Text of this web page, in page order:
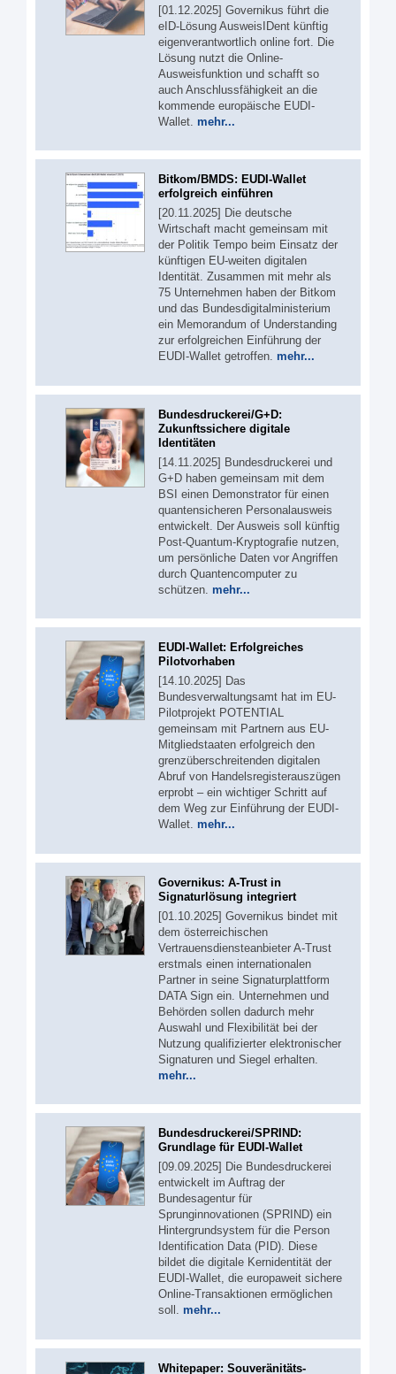
[01.12.2025] Governikus führt die
eID-Lösung AusweisIDent künftig
eigenverantwortlich online fort. Die
Lösung nutzt die Online-
Ausweisfunktion und schafft so
auch Anschlussfähigkeit an die
kommende europäische EUDI-
Wallet. mehr...
Bitkom/BMDS: EUDI-Wallet
erfolgreich einführen
[20.11.2025] Die deutsche
Wirtschaft macht gemeinsam mit
der Politik Tempo beim Einsatz der
künftigen EU-weiten digitalen
Identität. Zusammen mit mehr als
75 Unternehmen haben der Bitkom
und das Bundesdigitalministerium
ein Memorandum of Understanding
zur erfolgreichen Einführung der
EUDI-Wallet getroffen. mehr...
Bundesdruckerei/G+D:
Zukunftssichere digitale
Identitäten
[14.11.2025] Bundesdruckerei und
G+D haben gemeinsam mit dem
BSI einen Demonstrator für einen
quantensicheren Personalausweis
entwickelt. Der Ausweis soll künftig
Post-Quantum-Kryptografie nutzen,
um persönliche Daten vor Angriffen
durch Quantencomputer zu
schützen. mehr...
EUDI-Wallet: Erfolgreiches
Pilotvorhaben
[14.10.2025] Das
Bundesverwaltungsamt hat im EU-
Pilotprojekt POTENTIAL
gemeinsam mit Partnern aus EU-
Mitgliedstaaten erfolgreich den
grenzüberschreitenden digitalen
Abruf von Handelsregisterauszügen
erprobt – ein wichtiger Schritt auf
dem Weg zur Einführung der EUDI-
Wallet. mehr...
Governikus: A-Trust in
Signaturlösung integriert
[01.10.2025] Governikus bindet mit
dem österreichischen
Vertrauensdiensteanbieter A-Trust
erstmals einen internationalen
Partner in seine Signaturplattform
DATA Sign ein. Unternehmen und
Behörden sollen dadurch mehr
Auswahl und Flexibilität bei der
Nutzung qualifizierter elektronischer
Signaturen und Siegel erhalten.
mehr...
Bundesdruckerei/SPRIND:
Grundlage für EUDI-Wallet
[09.09.2025] Die Bundesdruckerei
entwickelt im Auftrag der
Bundesagentur für
Sprunginnovationen (SPRIND) ein
Hintergrundsystem für die Person
Identification Data (PID). Diese
bildet die digitale Kernidentität der
EUDI-Wallet, die europaweit sichere
Online-Transaktionen ermöglichen
soll. mehr...
Whitepaper: Souveränitäts-